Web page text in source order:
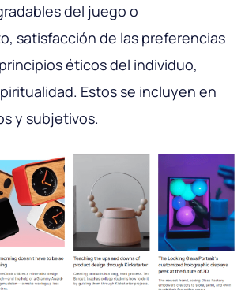
del juego o
satisfacción de las preferencias
éticos del individuo,
Estos se incluyen en
y subjetivos.